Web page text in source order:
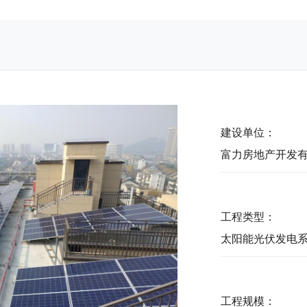
建设单位：
富力房地产开发
工程类型：
太阳能光伏发电
工程规模：